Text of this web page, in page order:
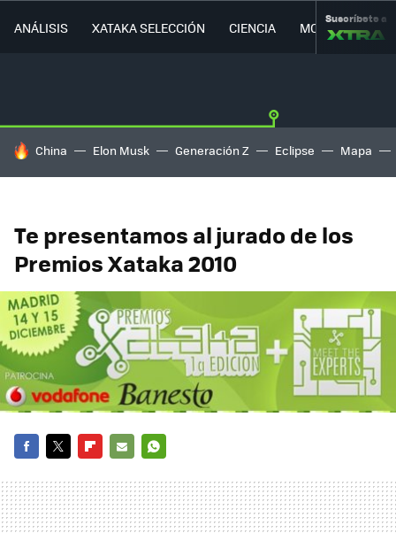
ANÁLISIS XATAKA SELECCIÓN CIENCIA MOVILIDAD
Suscríbete a
HOY SE HABLA DE
China Elon Musk Generación Z Eclipse Mapa
Te presentamos al jurado de los
Premios Xataka 2010
MAIL